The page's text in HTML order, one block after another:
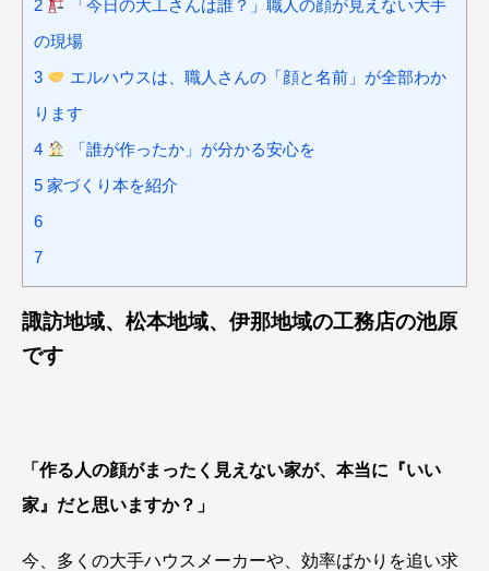
2
「今日の大工さんは誰？」職人の顔が見えない大手
の現場
3
エルハウスは、職人さんの「顔と名前」が全部わか
ります
4
「誰が作ったか」が分かる安心を
5 家づくり本を紹介
6
7
諏訪地域、松本地域、伊那地域の工務店の池原
です
「作る人の顔がまったく見えない家が、本当に『いい
家』だと思いますか？」
今、多くの大手ハウスメーカーや、効率ばかりを追い求